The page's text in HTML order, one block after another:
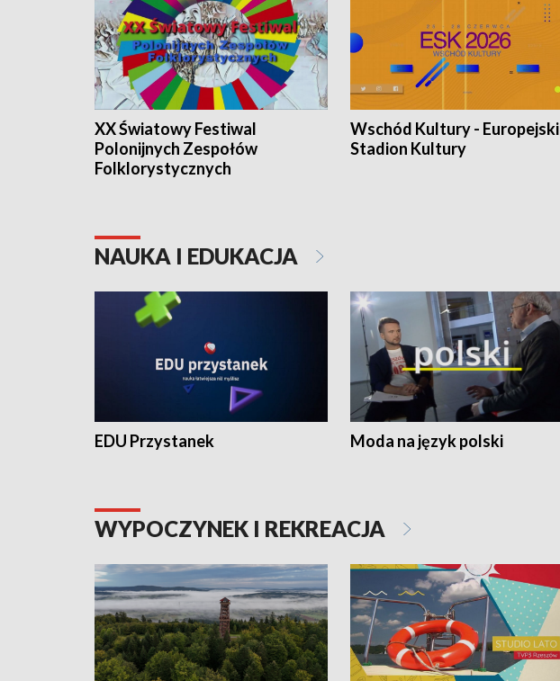
XX Światowy Festiwal
Polonijnych Zespołów
Folklorystycznych
Wschód Kultury - Europejski
Stadion Kultury
NAUKA I EDUKACJA
EDU Przystanek Moda na język polski
WYPOCZYNEK I REKREACJA